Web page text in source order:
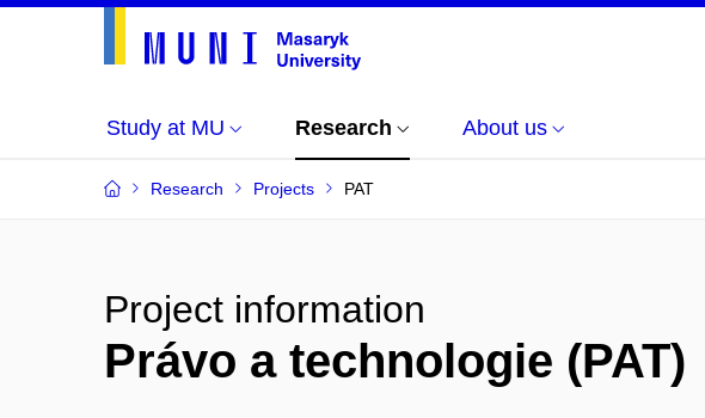
Study at MU Research About us
Research Projects PAT
Project information
Právo a technologie (PAT)